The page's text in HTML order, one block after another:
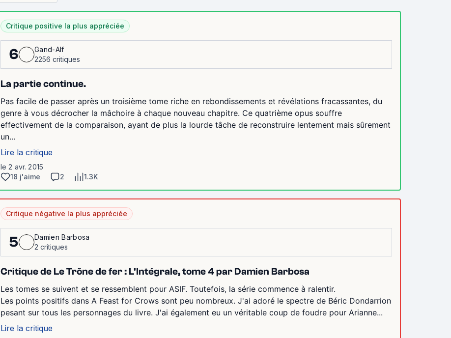
Critique positive la plus appréciée
6
Gand-Alf
2256 critiques
La partie continue.
Pas facile de passer après un troisième tome riche en rebondissements et révélations fracassantes, du
genre à vous décrocher la mâchoire à chaque nouveau chapitre. Ce quatrième opus souffre
effectivement de la comparaison, ayant de plus la lourde tâche de reconstruire lentement mais sûrement
un...
Lire la critique
le 2 avr. 2015
18 j'aime
2 1.3K
Critique négative la plus appréciée
5
Damien Barbosa
2 critiques
Critique de Le Trône de fer : L'Intégrale, tome 4 par Damien Barbosa
Les tomes se suivent et se ressemblent pour ASIF. Toutefois, la série commence à ralentir.
Les points positifs dans A Feast for Crows sont peu nombreux. J'ai adoré le spectre de Béric Dondarrion
pesant sur tous les personnages du livre. J'ai également eu un véritable coup de foudre pour Arianne...
Lire la critique